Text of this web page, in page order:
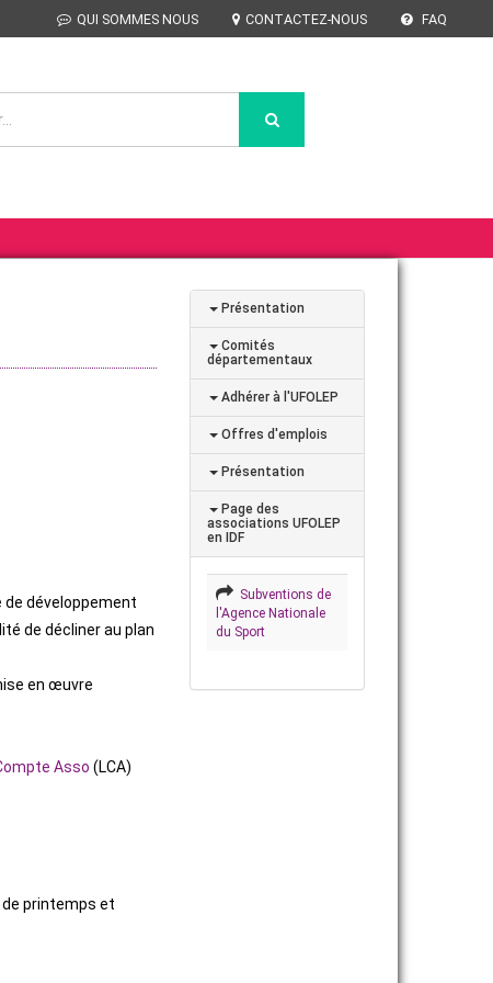
QUI SOMMES NOUS CONTACTEZ-NOUS FAQ
de développement
de décliner au plan
en œuvre
Asso (LCA)
printemps et
Présentation
Comités
départementaux
Adhérer à l'UFOLEP
Offres d'emplois
Présentation
Page des
associations UFOLEP
en IDF
Subventions de
l'Agence Nationale
du Sport